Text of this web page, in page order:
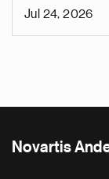
Jul 24, 2026
Novartis